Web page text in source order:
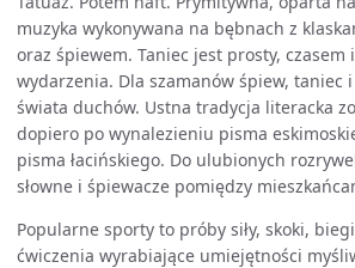
muzyka wykonywana na bębnach z
oraz śpiewem. Taniec jest prosty, czasem
wydarzenia. Dla szamanów śpiew, taniec
świata duchów. Ustna tradycja literacka
dopiero po wynalezieniu pisma
pisma łacińskiego. Do ulubionych
słowne i śpiewacze pomiędzy
Popularne sporty to próby siły, skoki,
ćwiczenia wyrabiające umiejętności